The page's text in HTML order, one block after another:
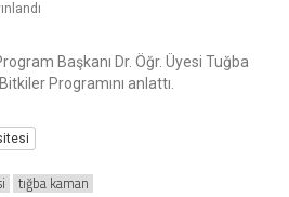
Başkanı Dr. Öğr. Üyesi Tuğba
Programını anlattı.
tığba kaman